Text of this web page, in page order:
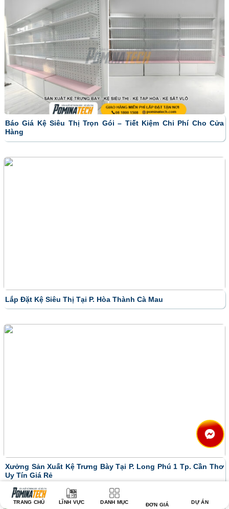
Báo Giá Kệ Siêu Thị Trọn Gói – Tiết Kiệm Chi Phí Cho Cửa
Hàng
Lắp Đặt Kệ Siêu Thị Tại P. Hòa Thành Cà Mau
Xưởng Sản Xuất Kệ Trưng Bày Tại P. Long Phú 1 Tp. Cần Thơ
Uy Tín Giá Rẻ
TRANG CHỦ LĨNH VỰC DANH MỤC ĐƠN GIÁ DỰ ÁN